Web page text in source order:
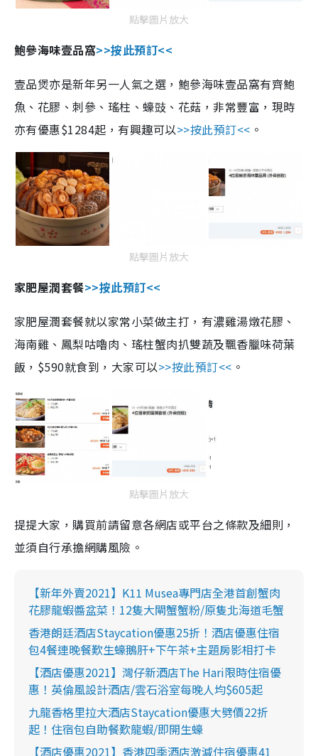
點擊圖片放大
鮑參海味壹品窩>>按此預訂<<
壹品煲亦是新年另一人氣之選，鮑參海味壹品窩有齊鮑
魚、花膠、刺參、瑤柱、蠔豉、花菇，非常豐富，現時
亦有優惠$1284起，有興趣可以>>按此預訂<< 。
點擊圖片放大
家肥屋潤套餐>>按此預訂<<
家肥屋潤套餐就以家常小菜做主打，有濃雞湯燉花膠、
海南雞、鳳梨咕嚕肉、瑤柱蟹肉扒雙蔬及飄香臘味荷葉
飯，$590就食到，大家可以>>按此預訂<< 。
點擊圖片放大
提提大家，購買前請留意各網店或平台之條款及細則，
並須自行承擔網購風險。
【新年外賣2021】K11 Musea專門店全港首創蟹肉
花膠龍蝦醬盆菜！12隻大閘蟹蟹粉/原隻北海道毛蟹
香港朗廷酒店Staycation優惠25折！酒店優惠住宿
包4餐連晚餐歎生蠔鵝肝+下午茶+主題房影相打卡
【酒店優惠2021】灣仔新酒店The Hari限時住宿優
惠！英倫風設計酒店/雲石浴室每晚人均$605起
九龍香格里拉大酒店Staycation優惠大劈價22折
起！住宿包自助餐歎龍蝦/即開生蠔
【酒店優惠2021】香港四季酒店激減住宿優惠41